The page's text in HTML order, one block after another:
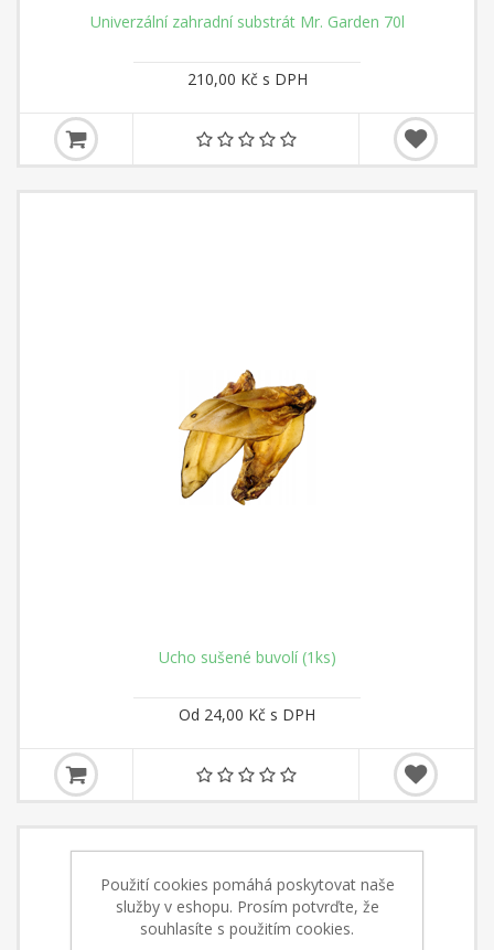
Univerzální zahradní substrát Mr. Garden 70l
210,00 Kč s DPH
Ucho sušené buvolí (1ks)
Od 24,00 Kč s DPH
Použití cookies pomáhá poskytovat naše
služby v eshopu. Prosím potvrďte, že
souhlasíte s použitím cookies.